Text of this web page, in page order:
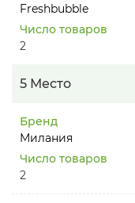
Freshbubble
Число товаров
2
5 Место
Бренд
Милания
Число товаров
2